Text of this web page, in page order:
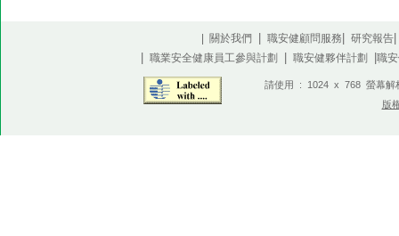
| 關於我們| 職安健顧問服務 研究報告
職業安全健康員工參與計劃 職安健夥伴計劃 職
請使用 : 1024 x 768 螢幕解
版